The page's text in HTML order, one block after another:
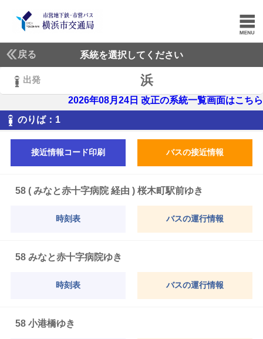
戻る 系統を選択してください
出発 浜
2026年08月24日 改正の系統一覧画面はこちら
のりば： 1
接近情報コード印刷 バスの接近情報
58 ( みなと赤十字病院 経由 ) 桜木町駅前ゆき
時刻表 バスの運行情報
58 みなと赤十字病院ゆき
時刻表 バスの運行情報
58 小港橋ゆき